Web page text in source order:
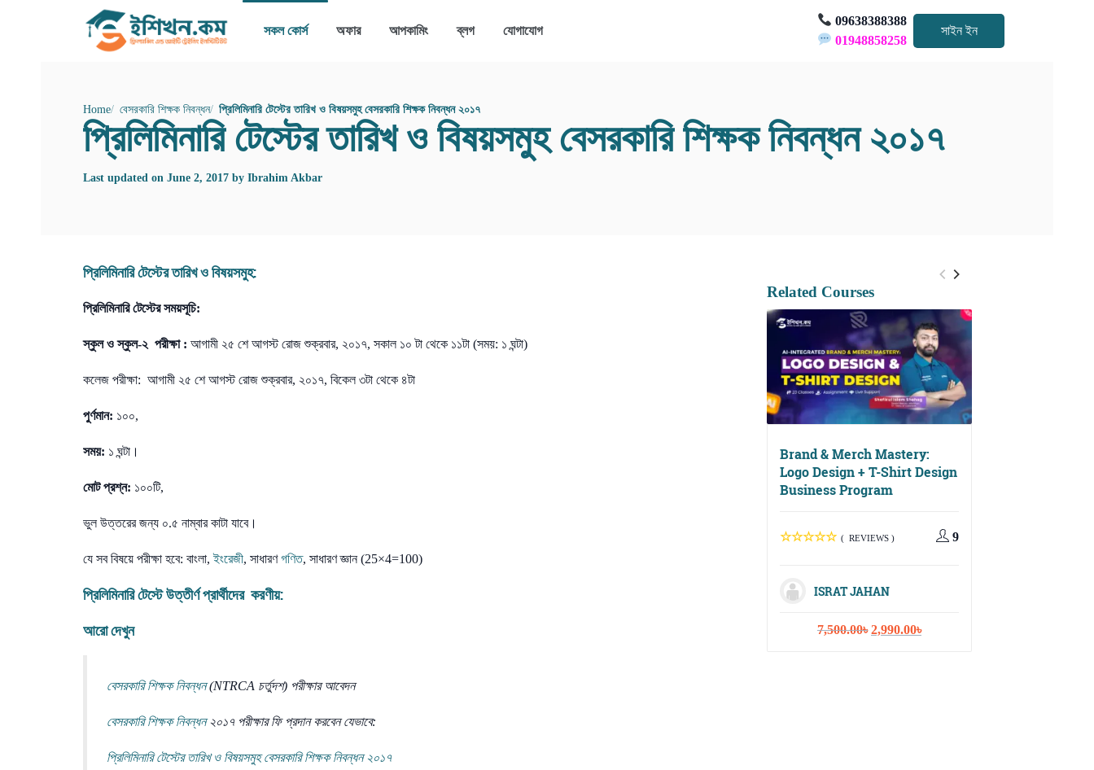
সকল কোর্স অফার আপকামিং ব্লগ যোগাযোগ
09638388388
01948858258
সাইন ইন
Home বেসরকারি শিক্ষক নিবন্ধন প্রিলিমিনারি টেস্টের তারিখ ও বিষয়সমুহ বেসরকারি শিক্ষক নিবন্ধন ২০১৭
প্রিলিমিনারি টেস্টের তারিখ ও বিষয়সমুহ বেসরকারি শিক্ষক নিবন্ধন ২০১৭
Last updated on June 2, 2017 by Ibrahim Akbar
প্রিলিমিনারি টেস্টের তারিখ ও বিষয়সমুহ:
প্রিলিমিনারি টেস্টের সময়সূচি:
স্কুল ও স্কুল-২ পরীক্ষা : আগামী ২৫ শে আগস্ট রোজ শুক্রবার, ২০১৭, সকাল ১০ টা থেকে ১১টা (সময়: ১ ঘন্টা)
কলেজ পরীক্ষা: আগামী ২৫ শে আগস্ট রোজ শুক্রবার, ২০১৭, বিকেল ৩টা থেকে ৪টা
পুর্ণমান: ১০০,
সময়: ১ ঘন্টা।
মোট প্রশ্ন: ১০০টি,
ভুল উত্তরের জন্য ০.৫ নাম্বার কাটা যাবে।
যে সব বিষয়ে পরীক্ষা হবে: বাংলা,ইংরেজী, সাধারণগণিত, সাধারণ জ্ঞান (25×4=100)
প্রিলিমিনারি টেস্টে উত্তীর্ণ প্রার্থীদের করণীয়:
আরো দেখুন
বেসরকারিশিক্ষক নিবন্ধন(NTRCA চর্তুদশ) পরীক্ষার আবেদন
বেসরকারিশিক্ষক নিবন্ধন২০১৭ পরীক্ষার ফি প্রদান করবেন যেভাবে:
প্রিলিমিনারি টেস্টের তারিখ ও বিষয়সমুহ বেসরকারিশিক্ষক নিবন্ধন২০১৭
Related Courses
Brand & Merch Mastery:
Logo Design + T-Shirt Design
Business Program
( REVIEWS ) 9
ISRAT JAHAN
7,500.00৳ Original
2,990.00৳Current